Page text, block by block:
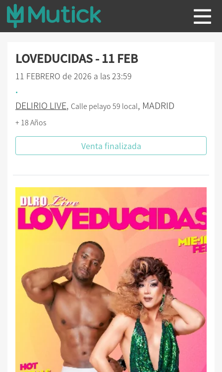
LOVEDUCIDAS - 11 FEB
11 FEBRERO de 2026 a las 23:59
.
DELIRIO LIVE, Calle pelayo 59 local, MADRID
+ 18 Años
Venta finalizada